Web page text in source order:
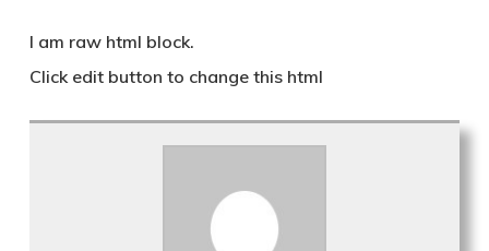
I am raw html block.
Click edit button to change this html